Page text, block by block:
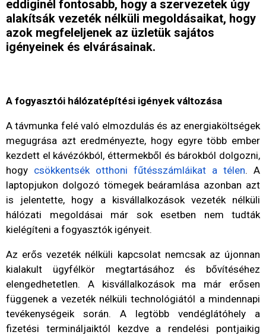
eddiginél fontosabb, hogy a szervezetek úgy
alakítsák vezeték nélküli megoldásaikat, hogy
azok megfeleljenek az üzletük sajátos
igényeinek és elvárásainak.
A fogyasztói hálózatépítési igények változása
A távmunka felé való elmozdulás és az energiaköltségek
megugrása azt eredményezte, hogy egyre több ember
kezdett el kávézókból, éttermekből és bárokból dolgozni,
hogy csökkentsék otthoni fűtésszámláikat a télen. A
laptopjukon dolgozó tömegek beáramlása azonban azt
is jelentette, hogy a kisvállalkozások vezeték nélküli
hálózati megoldásai már sok esetben nem tudták
kielégíteni a fogyasztók igényeit.
Az erős vezeték nélküli kapcsolat nemcsak az újonnan
kialakult ügyfélkör megtartásához és bővítéséhez
elengedhetetlen. A kisvállalkozások ma már erősen
függenek a vezeték nélküli technológiától a mindennapi
tevékenységeik során. A legtöbb vendéglátóhely a
fizetési termináljaiktól kezdve a rendelési pontjaikig